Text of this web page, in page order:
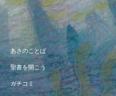
あさのことば
聖書を開こう
ガチコミ